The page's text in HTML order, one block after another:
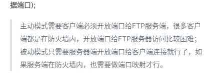
据端口);
主动模式需要客户端必须开放端口给FTP服务端，很多客户
端都是在防火墙内，开放端口给FTP服务器访问比较困难；
被动模式只需要服务器端开放端口给客户端连接就行了，如
果服务端在防火墙内，也需要做端口映射才行。